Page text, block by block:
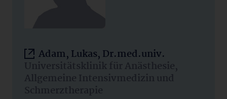
Adam, Lukas, Dr.med.univ.
Universitätsklinik für Anästhesie,
Allgemeine Intensivmedizin und
Schmerztherapie